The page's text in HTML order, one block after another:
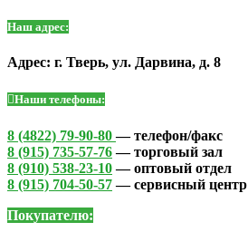
Наш адрес:
Адрес: г. Тверь, ул. Дарвина, д. 8
Наши телефоны:
8 (4822) 79-90-80— телефон/факс
8 (915) 735-57-76— торговый зал
8 (910) 538-23-10— оптовый отдел
8 (915) 704-50-57— сервисный центр
Покупателю: